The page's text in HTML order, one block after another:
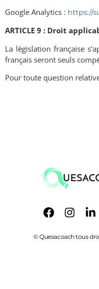
Google Analytics : https://
ARTICLE 9 : Droit
La législation française
français seront seuls
Pour toute question
© Quesacoach tous